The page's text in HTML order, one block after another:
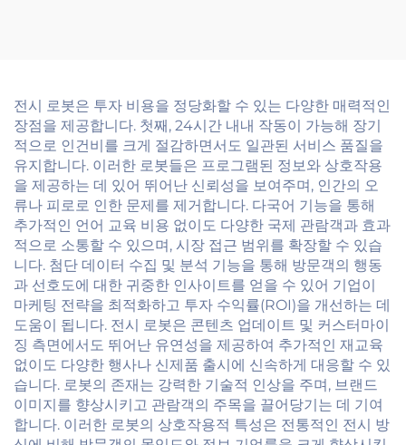
전시 로봇은 투자 비용을 정당화할 수 있는 다양한 매력적인
장점을 제공합니다. 첫째, 24시간 내내 작동이 가능해 장기
적으로 인건비를 크게 절감하면서도 일관된 서비스 품질을
유지합니다. 이러한 로봇들은 프로그램된 정보와 상호작용
을 제공하는 데 있어 뛰어난 신뢰성을 보여주며, 인간의 오
류나 피로로 인한 문제를 제거합니다. 다국어 기능을 통해
추가적인 언어 교육 비용 없이도 다양한 국제 관람객과 효과
적으로 소통할 수 있으며, 시장 접근 범위를 확장할 수 있습
니다. 첨단 데이터 수집 및 분석 기능을 통해 방문객의 행동
과 선호도에 대한 귀중한 인사이트를 얻을 수 있어 기업이
마케팅 전략을 최적화하고 투자 수익률(ROI)을 개선하는 데
도움이 됩니다. 전시 로봇은 콘텐츠 업데이트 및 커스터마이
징 측면에서도 뛰어난 유연성을 제공하여 추가적인 재교육
없이도 다양한 행사나 신제품 출시에 신속하게 대응할 수 있
습니다. 로봇의 존재는 강력한 기술적 인상을 주며, 브랜드
이미지를 향상시키고 관람객의 주목을 끌어당기는 데 기여
합니다. 이러한 로봇의 상호작용적 특성은 전통적인 전시 방